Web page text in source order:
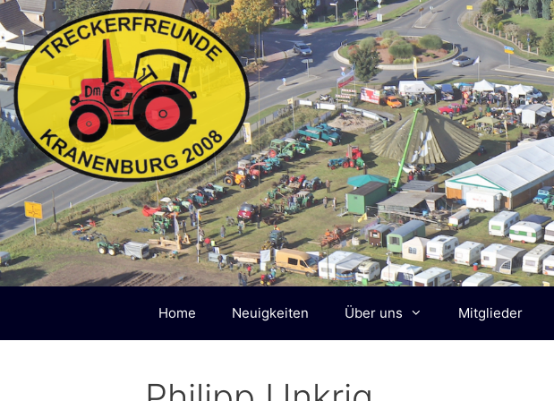
Zum
Inhalt
springen
Home Neuigkeiten Über uns Mitglieder